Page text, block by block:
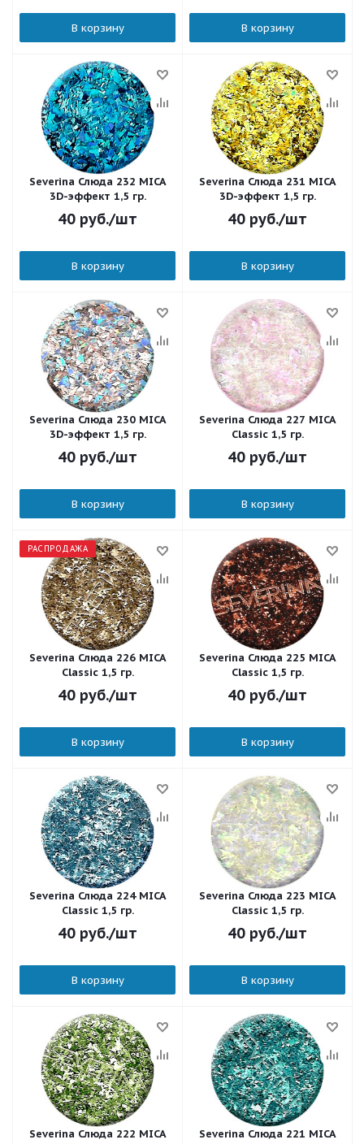
В корзину В корзину
Severina Слюда 232 MICA
3D-эффект 1,5 гр.
40 руб./шт
В корзину
Severina Слюда 231 MICA
3D-эффект 1,5 гр.
40 руб./шт
В корзину
Severina Слюда 230 MICA
3D-эффект 1,5 гр.
40 руб./шт
В корзину
Severina Слюда 227 MICA
Classic 1,5 гр.
40 руб./шт
В корзину
РАСПРОДАЖА
Severina Слюда 226 MICA
Classic 1,5 гр.
40 руб./шт
В корзину
Severina Слюда 225 MICA
Classic 1,5 гр.
40 руб./шт
В корзину
Severina Слюда 224 MICA
Classic 1,5 гр.
40 руб./шт
В корзину
Severina Слюда 223 MICA
Classic 1,5 гр.
40 руб./шт
В корзину
Severina Слюда 222 MICA
Severina Слюда 221 MICA